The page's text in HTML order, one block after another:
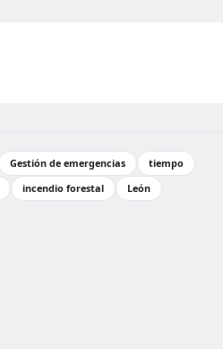
Gestión de emergencias
tiempo
incendio forestal
León